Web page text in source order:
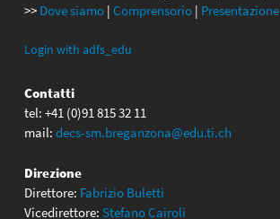
>> Dove siamo | Comprensorio | Presentazione
Login with adfs_edu
Contatti
tel: +41 (0)91 815 32 11
mail: decs-sm.breganzona@edu.ti.ch
Direzione
Direttore: Fabrizio Buletti
Vicedirettore: Stefano Cairoli